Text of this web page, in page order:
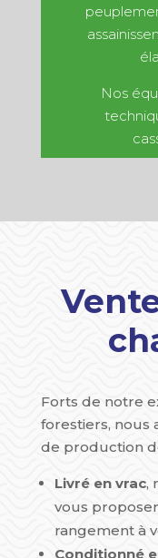
Nos
Forts de notre
forestiers, nous
de production
Livré en vrac,
vous
rangement à
Conditionné